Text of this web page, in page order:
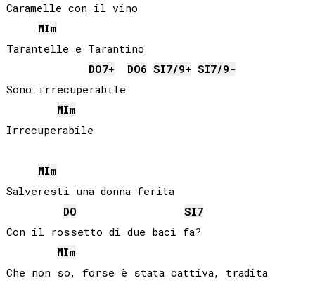
Caramelle con il vino
MIm
Tarantelle e Tarantino
DO7+ DO6 SI7/9+ SI7/9-
Sono irrecuperabile
MIm
Irrecuperabile
MIm
Salveresti una donna ferita
DO
SI7
Con il rossetto di due baci fa?
MIm
Che non so, forse è stata cattiva, tradita